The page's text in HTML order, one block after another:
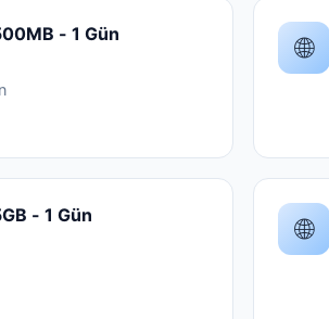
- 1 Gün 🌐
- 1 Gün 🌐